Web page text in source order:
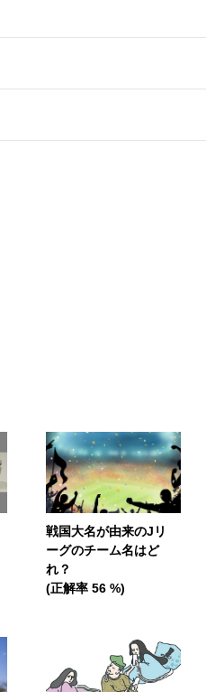
戦国大名が由来のJリ
ーグのチーム名はど
れ？
(正解率 56 %)